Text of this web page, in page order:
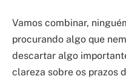
Vamos combinar,
procurando algo que
descartar algo
clareza sobre os prazos